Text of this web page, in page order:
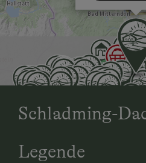
Schladming-
Legende